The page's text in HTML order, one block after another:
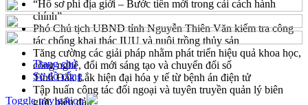
“Hồ sơ phi địa giới – Bước tiến mới trong cải cách hành
chính”
Phó Chủ tịch UBND tỉnh Nguyễn Thiên Văn kiểm tra công
tác chống khai thác IUU và nuôi trồng thủy sản
Tăng cường các giải pháp nhằm phát triển hiệu quả khoa học,
công nghệ, đổi mới sáng tạo và chuyển đổi số
Tỉnh Đắk Lắk hiện đại hóa y tế từ bệnh án điện tử
Tập huấn công tác đối ngoại và tuyên truyền quản lý biên
giới, biển đảo
Trang chủ
Sơ đồ cổng
Toggle navigation